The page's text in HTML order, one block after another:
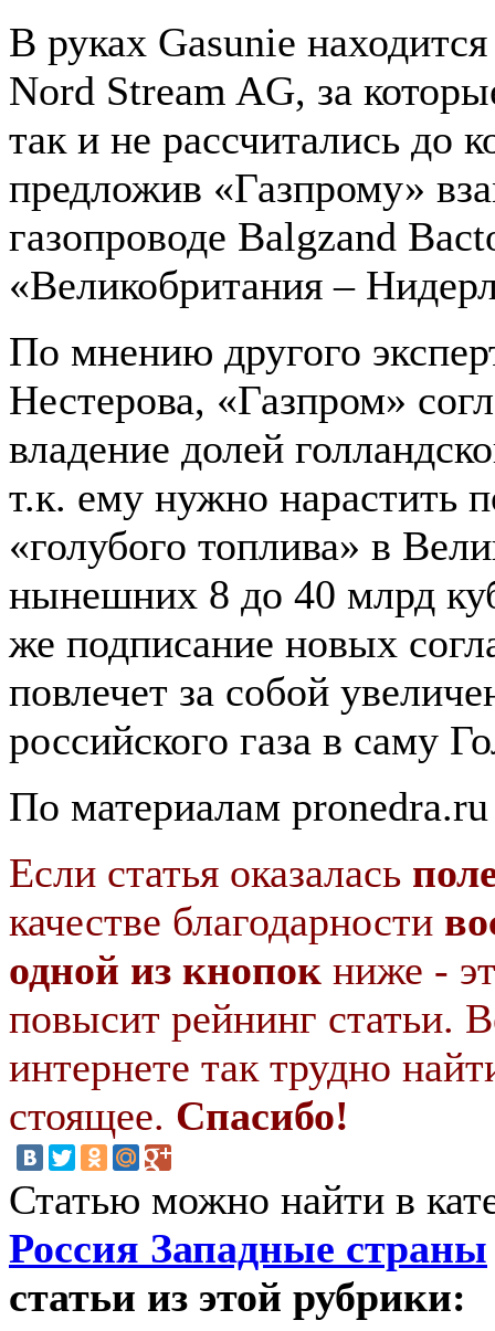
В руках Gasunie
Nord Stream AG, за
так и не рассчитались до
предложив «Газпрому»
газопроводе Balgzand
«Великобритания –
По мнению другого
Нестерова, «Газпром»
владение долей
т.к. ему нужно нарастить
«голубого топлива» в
нынешних 8 до 40 млрд
же подписание новых
повлечет за собой
российского газа в саму
По материалам pronedra.ru
Если статья оказалась
качестве благодарности
одной из кнопок ниже -
повысит рейнинг статьи.
интернете так трудно
стоящее. Спасибо!
Статью можно найти в
Россия Западные страны
статьи из этой рубрики: